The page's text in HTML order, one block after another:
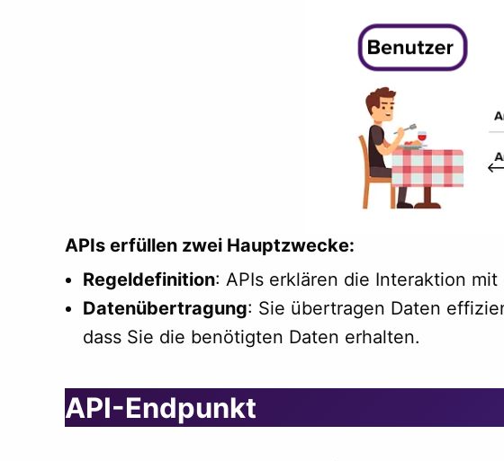
APIs erfüllen zwei Hauptzwecke:
Regeldefinition: APIs erklären die Interaktion
Datenübertragung: Sie übertragen Daten
dass Sie die benötigten Daten erhalten.
API-Endpunkt